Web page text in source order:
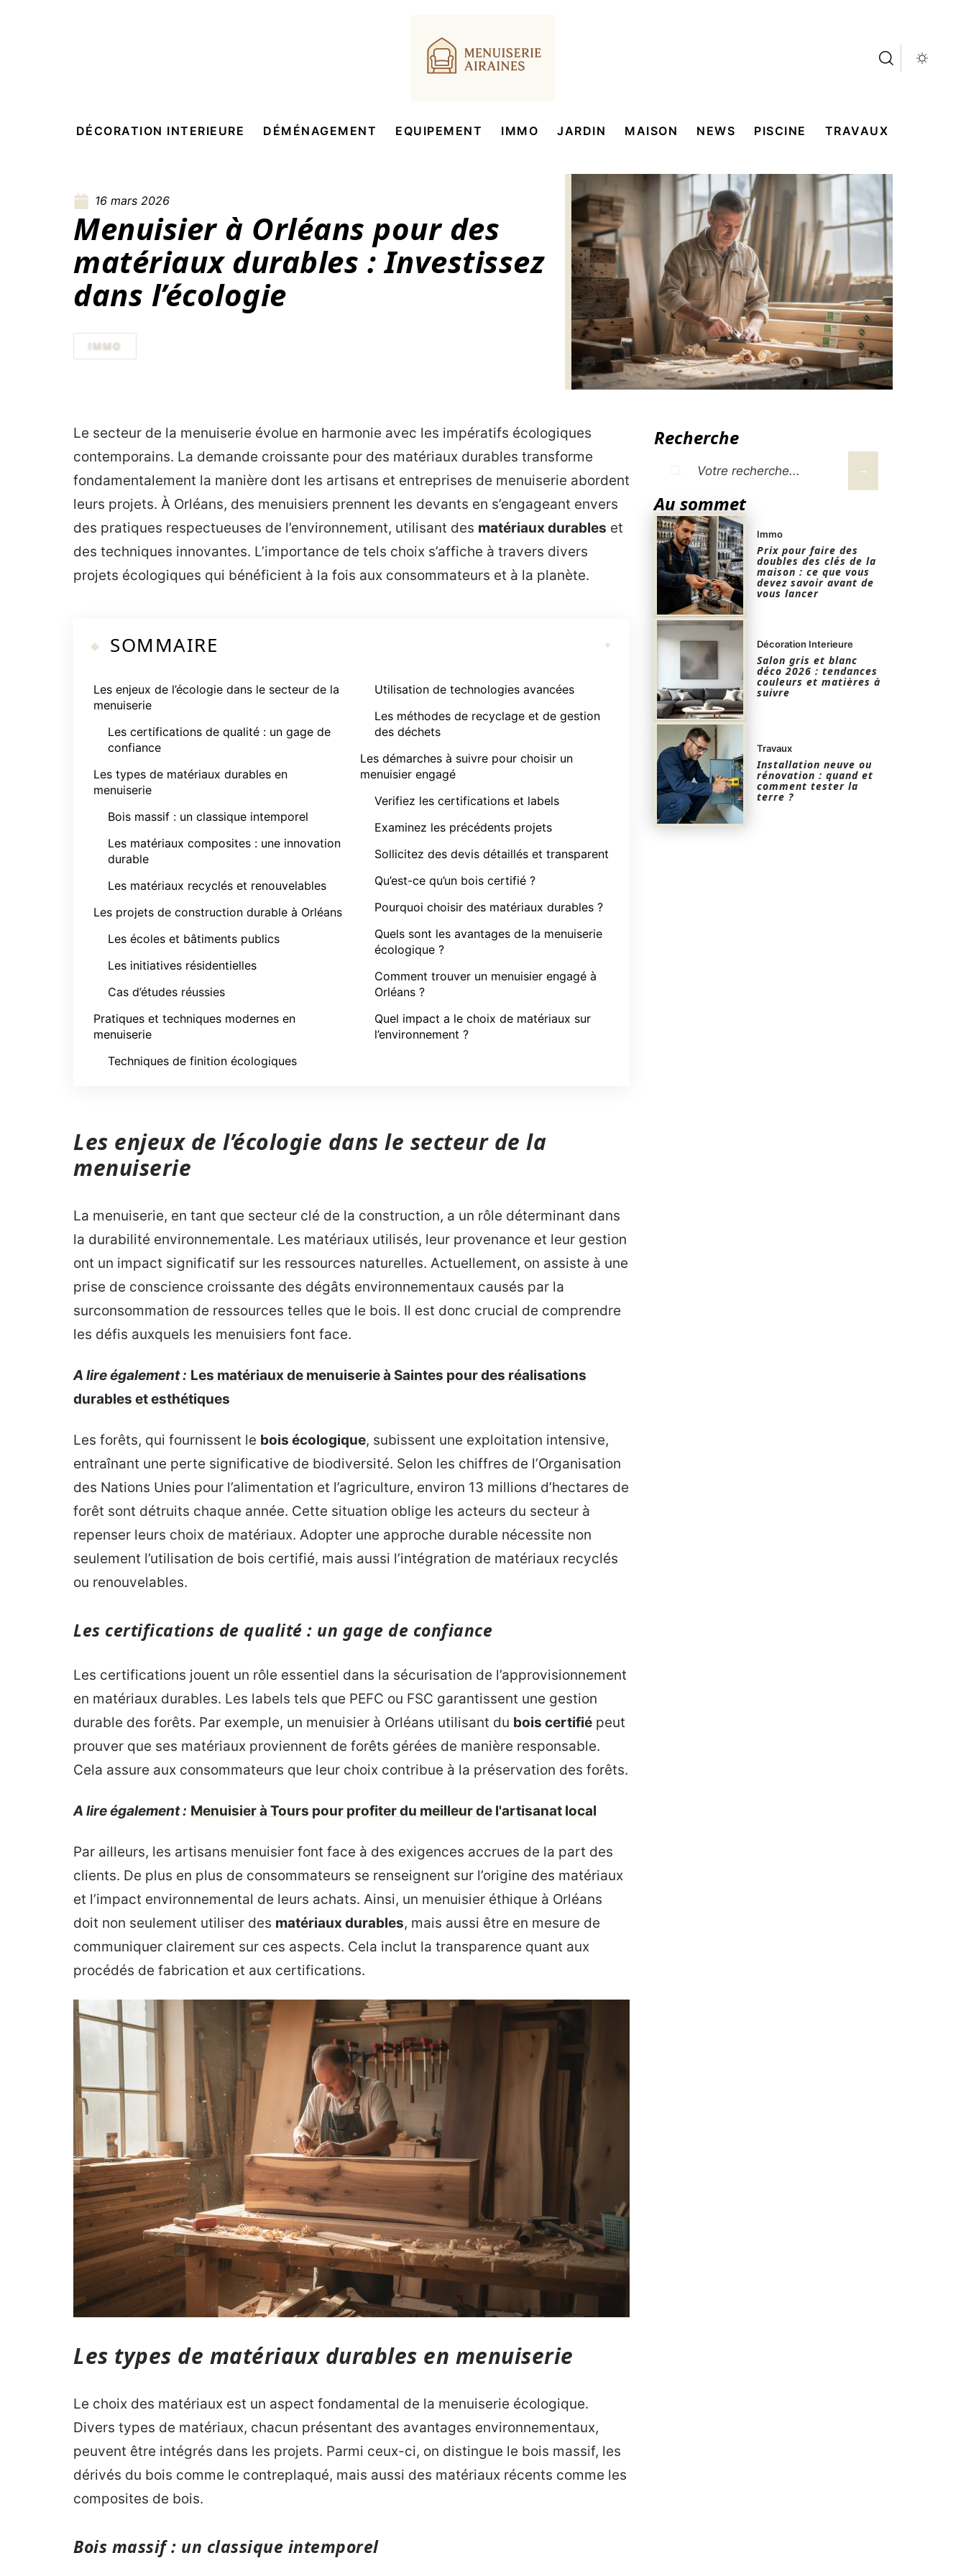
DÉCORATION INTERIEURE DÉMÉNAGEMENT EQUIPEMENT IMMO JARDIN MAISON NEWS PISCINE TRAVAUX
16 mars 2026
Menuisier à Orléans pour des
matériaux durables : Investissez
dans l’écologie
IMMO
Le secteur de la menuiserie évolue en harmonie avec les impératifs écologiques
contemporains. La demande croissante pour des matériaux durables transforme
fondamentalement la manière dont les artisans et entreprises de menuiserie abordent
leurs projets. À Orléans, des menuisiers prennent les devants en s’engageant envers
des pratiques respectueuses de l’environnement, utilisant des matériaux durables et
des techniques innovantes. L’importance de tels choix s’affiche à travers divers
projets écologiques qui bénéficient à la fois aux consommateurs et à la planète.
SOMMAIRE
Les enjeux de l’écologie dans le secteur de la
menuiserie
Les certifications de qualité : un gage de
confiance
Les types de matériaux durables en
menuiserie
Bois massif : un classique intemporel
Les matériaux composites : une innovation
durable
Les matériaux recyclés et renouvelables
Les projets de construction durable à Orléans
Les écoles et bâtiments publics
Les initiatives résidentielles
Cas d’études réussies
Pratiques et techniques modernes en
menuiserie
Techniques de finition écologiques
Utilisation de technologies avancées
Les méthodes de recyclage et de gestion
des déchets
Les démarches à suivre pour choisir un
menuisier engagé
Verifiez les certifications et labels
Examinez les précédents projets
Sollicitez des devis détaillés et transparent
Qu’est-ce qu’un bois certifié ?
Pourquoi choisir des matériaux durables ?
Quels sont les avantages de la menuiserie
écologique ?
Comment trouver un menuisier engagé à
Orléans ?
Quel impact a le choix de matériaux sur
l’environnement ?
Les enjeux de l’écologie dans le secteur de la
menuiserie
La menuiserie, en tant que secteur clé de la construction, a un rôle déterminant dans
la durabilité environnementale. Les matériaux utilisés, leur provenance et leur gestion
ont un impact significatif sur les ressources naturelles. Actuellement, on assiste à une
prise de conscience croissante des dégâts environnementaux causés par la
surconsommation de ressources telles que le bois. Il est donc crucial de comprendre
les défis auxquels les menuisiers font face.
A lire également : Les matériaux de menuiserie à Saintes pour des réalisations
durables et esthétiques
Les forêts, qui fournissent le bois écologique, subissent une exploitation intensive,
entraînant une perte significative de biodiversité. Selon les chiffres de l’Organisation
des Nations Unies pour l’alimentation et l’agriculture, environ 13 millions d’hectares de
forêt sont détruits chaque année. Cette situation oblige les acteurs du secteur à
repenser leurs choix de matériaux. Adopter une approche durable nécessite non
seulement l’utilisation de bois certifié, mais aussi l’intégration de matériaux recyclés
ou renouvelables.
Les certifications de qualité : un gage de confiance
Les certifications jouent un rôle essentiel dans la sécurisation de l’approvisionnement
en matériaux durables. Les labels tels que PEFC ou FSC garantissent une gestion
durable des forêts. Par exemple, un menuisier à Orléans utilisant du bois certifié peut
prouver que ses matériaux proviennent de forêts gérées de manière responsable.
Cela assure aux consommateurs que leur choix contribue à la préservation des forêts.
A lire également : Menuisier à Tours pour profiter du meilleur de l'artisanat local
Par ailleurs, les artisans menuisier font face à des exigences accrues de la part des
clients. De plus en plus de consommateurs se renseignent sur l’origine des matériaux
et l’impact environnemental de leurs achats. Ainsi, un menuisier éthique à Orléans
doit non seulement utiliser des matériaux durables, mais aussi être en mesure de
communiquer clairement sur ces aspects. Cela inclut la transparence quant aux
procédés de fabrication et aux certifications.
Les types de matériaux durables en menuiserie
Le choix des matériaux est un aspect fondamental de la menuiserie écologique.
Divers types de matériaux, chacun présentant des avantages environnementaux,
peuvent être intégrés dans les projets. Parmi ceux-ci, on distingue le bois massif, les
dérivés du bois comme le contreplaqué, mais aussi des matériaux récents comme les
composites de bois.
Bois massif : un classique intemporel
Recherche
Au sommet
Immo
Prix pour faire des
doubles des clés de la
maison : ce que vous
devez savoir avant de
vous lancer
Décoration Interieure
Salon gris et blanc
déco 2026 : tendances
couleurs et matières à
suivre
Travaux
Installation neuve ou
rénovation : quand et
comment tester la
terre ?